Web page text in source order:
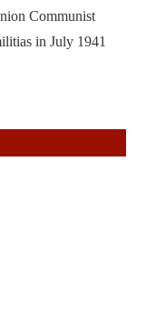
Communist
in July 1941